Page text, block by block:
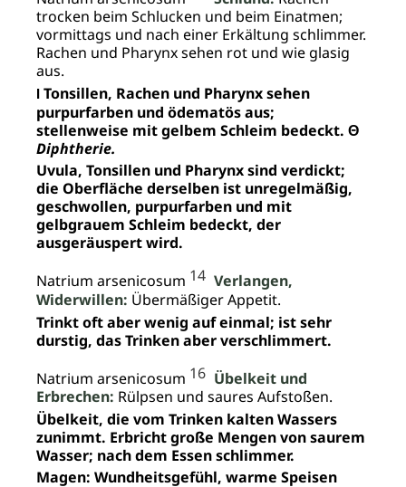
trocken beim Schlucken und beim Einatmen;
vormittags und nach einer Erkältung schlimmer.
Rachen und Pharynx sehen rot und wie glasig
aus.
Tonsillen, Rachen und Pharynx sehen
purpurfarben und ödematös aus;
stellenweise mit gelbem Schleim bedeckt. Θ
Diphtherie.
Uvula, Tonsillen und Pharynx sind verdickt;
die Oberfläche derselben ist unregelmäßig,
geschwollen, purpurfarben und mit
gelbgrauem Schleim bedeckt, der
ausgeräuspert wird.
Natrium arsenicosum 14 Verlangen,
Widerwillen: Übermäßiger Appetit.
Trinkt oft aber wenig auf einmal; ist sehr
durstig, das Trinken aber verschlimmert.
Natrium arsenicosum 16 Übelkeit und
Erbrechen: Rülpsen und saures Aufstoßen.
Übelkeit, die vom Trinken kalten Wassers
zunimmt. Erbricht große Mengen von saurem
Wasser; nach dem Essen schlimmer.
Magen: Wundheitsgefühl, warme Speisen